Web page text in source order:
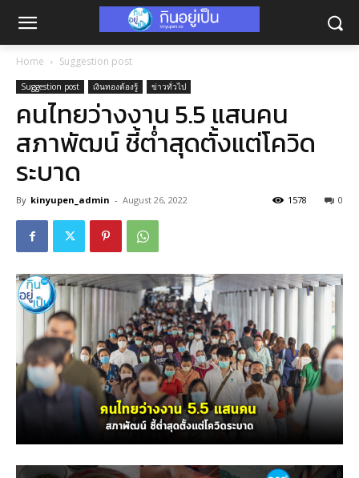
Home Suggestion post
Suggestion post เงินทองต้องรู้ ข่าวทั่วไป
คนไทยว่างงาน 5.5 แสนคน
สภาพัฒน์ ชี้ต่ำสุดตั้งแต่โควิด
ระบาด
By kinyupen_admin - August 26, 2022 0
1578